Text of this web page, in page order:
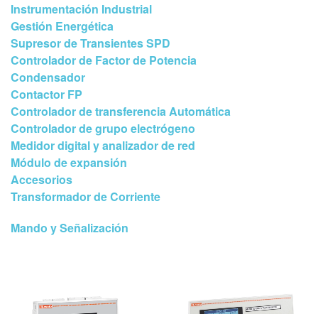
Instrumentación Industrial
Gestión Energética
Supresor de Transientes SPD
Controlador de Factor de Potencia
Condensador
Contactor FP
Controlador de transferencia Automática
Controlador de grupo electrógeno
Medidor digital y analizador de red
Módulo de expansión
Accesorios
Transformador de Corriente
Mando y Señalización